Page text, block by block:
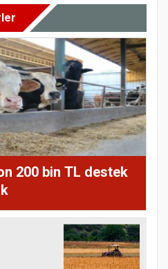
200 bin TL destek